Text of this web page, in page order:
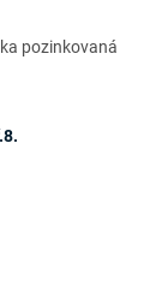
pozinkovaná